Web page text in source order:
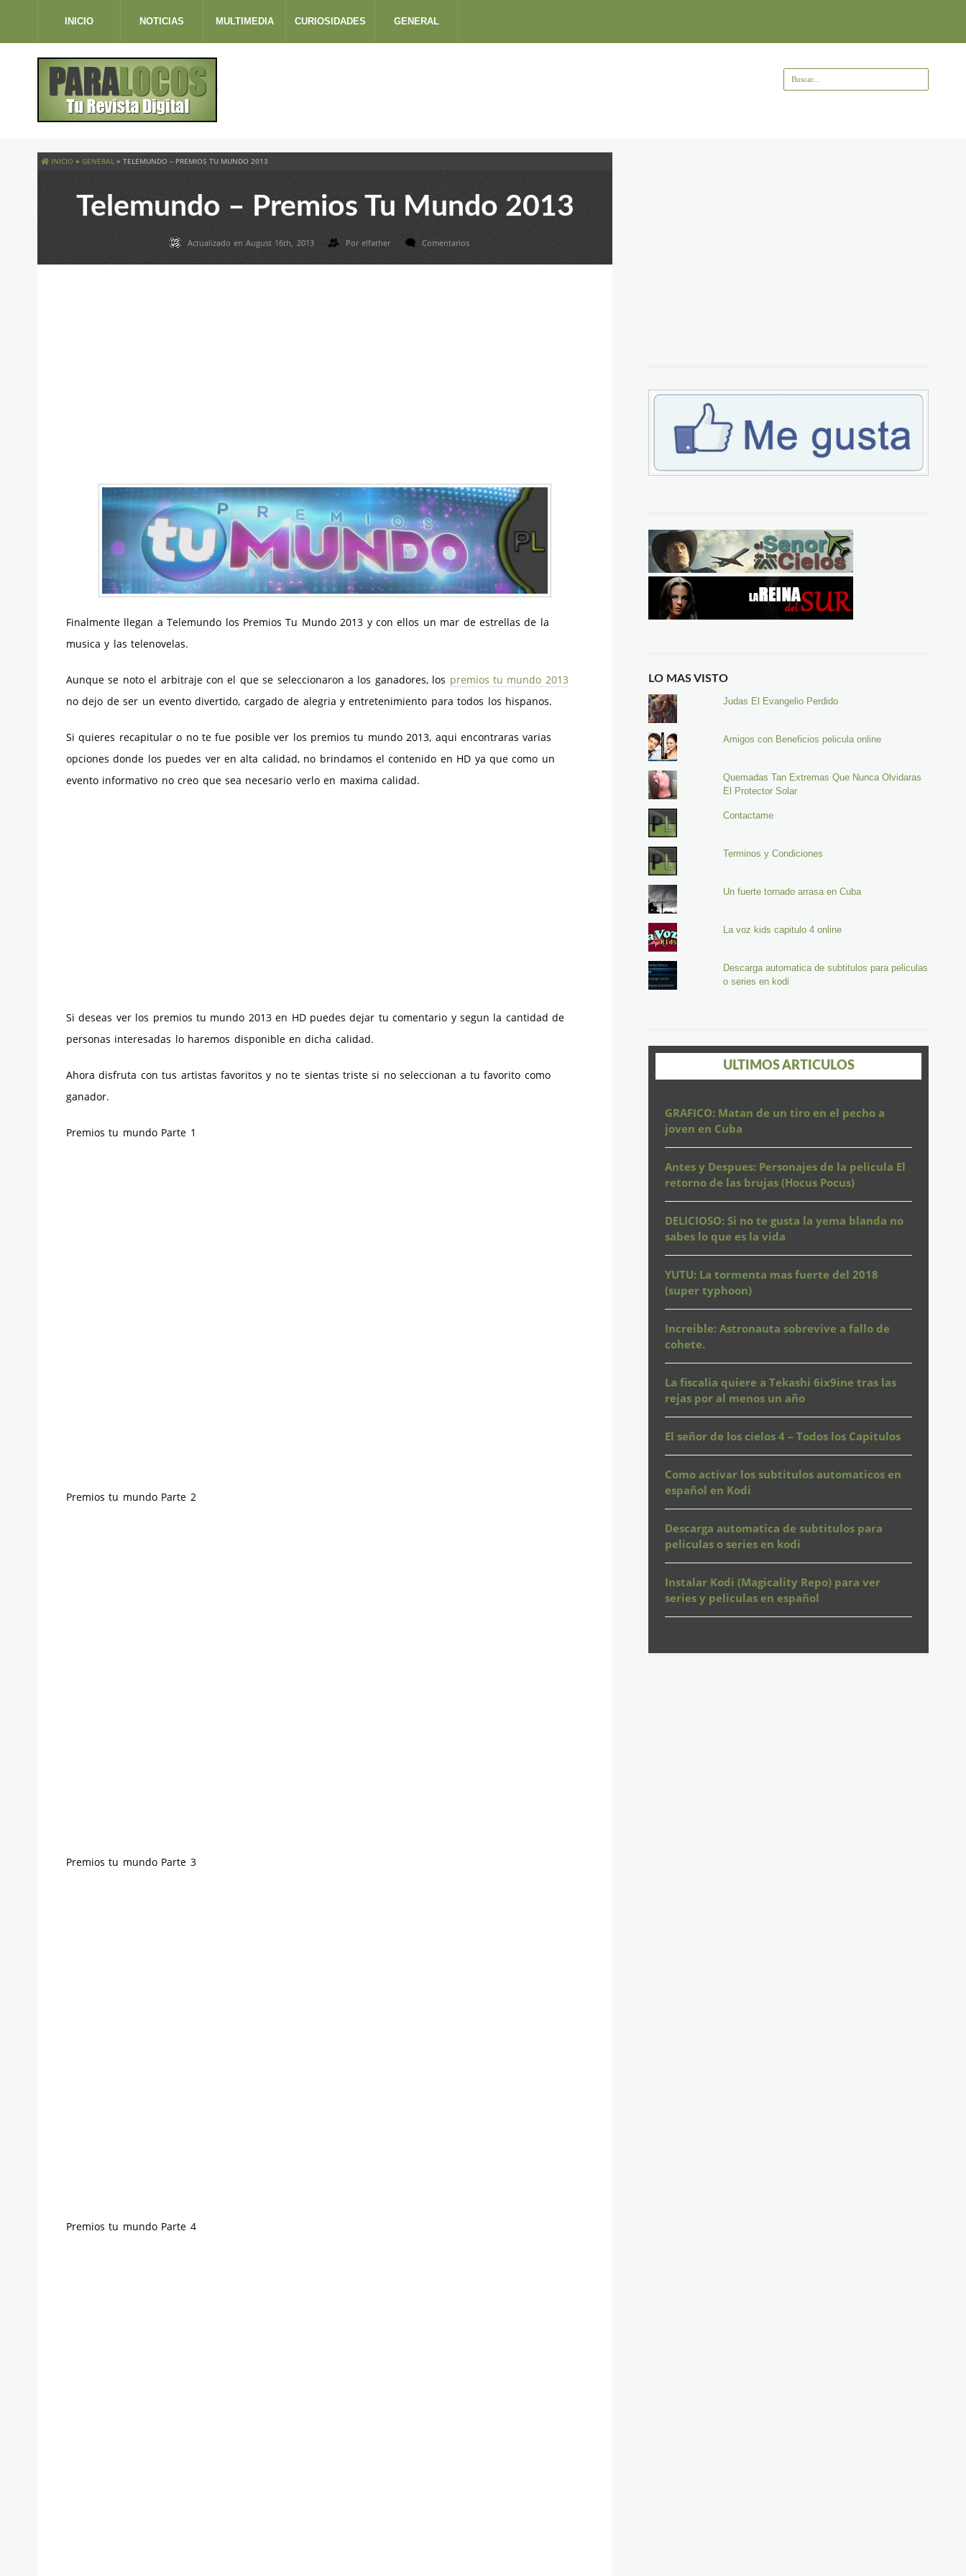
INICIO NOTICIAS MULTIMEDIA CURIOSIDADES GENERAL
INICIO » GENERAL » TELEMUNDO – PREMIOS TU MUNDO 2013
Telemundo – Premios Tu Mundo 2013
Actualizado en August 16th, 2013 Por elfather Comentarios
Finalmente llegan a Telemundo los Premios Tu Mundo 2013 y con ellos un mar de estrellas de la
musica y las telenovelas.
Aunque se noto el arbitraje con el que se seleccionaron a los ganadores, los premios tu mundo 2013
no dejo de ser un evento divertido, cargado de alegria y entretenimiento para todos los hispanos.
Si quieres recapitular o no te fue posible ver los premios tu mundo 2013, aqui encontraras varias
opciones donde los puedes ver en alta calidad, no brindamos el contenido en HD ya que como un
evento informativo no creo que sea necesario verlo en maxima calidad.
Si deseas ver los premios tu mundo 2013 en HD puedes dejar tu comentario y segun la cantidad de
personas interesadas lo haremos disponible en dicha calidad.
Ahora disfruta con tus artistas favoritos y no te sientas triste si no seleccionan a tu favorito como
ganador.
Premios tu mundo Parte 1
Premios tu mundo Parte 2
Premios tu mundo Parte 3
Premios tu mundo Parte 4
LO MAS VISTO
Judas El Evangelio Perdido
Amigos con Beneficios pelicula online
Quemadas Tan Extremas Que Nunca Olvidaras
El Protector Solar
Contactame
Terminos y Condiciones
Un fuerte tornado arrasa en Cuba
La voz kids capitulo 4 online
Descarga automatica de subtitulos para peliculas
o series en kodi
ULTIMOS ARTICULOS
GRAFICO: Matan de un tiro en el pecho a
joven en Cuba
Antes y Despues: Personajes de la pelicula El
retorno de las brujas (Hocus Pocus)
DELICIOSO: Si no te gusta la yema blanda no
sabes lo que es la vida
YUTU: La tormenta mas fuerte del 2018
(super typhoon)
Increible: Astronauta sobrevive a fallo de
cohete.
La fiscalia quiere a Tekashi 6ix9ine tras las
rejas por al menos un año
El señor de los cielos 4 – Todos los Capitulos
Como activar los subtitulos automaticos en
español en Kodi
Descarga automatica de subtitulos para
peliculas o series en kodi
Instalar Kodi (Magicality Repo) para ver
series y peliculas en español